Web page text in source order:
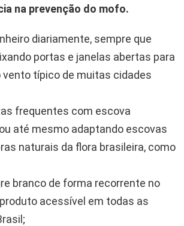
na prevenção do mofo.
diariamente, sempre que
portas e janelas abertas para
vento típico de muitas cidades
frequentes com escova
até mesmo adaptando escovas
naturais da flora brasileira, como
branco de forma recorrente no
acessível em todas as